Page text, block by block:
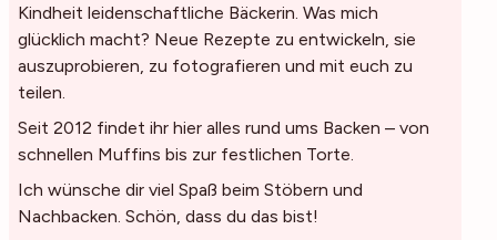
Kindheit leidenschaftliche Bäckerin. Was mich
glücklich macht? Neue Rezepte zu entwickeln, sie
auszuprobieren, zu fotografieren und mit euch zu
teilen.
Seit 2012 findet ihr hier alles rund ums Backen – von
schnellen Muffins bis zur festlichen Torte.
Ich wünsche dir viel Spaß beim Stöbern und
Nachbacken. Schön, dass du das bist!